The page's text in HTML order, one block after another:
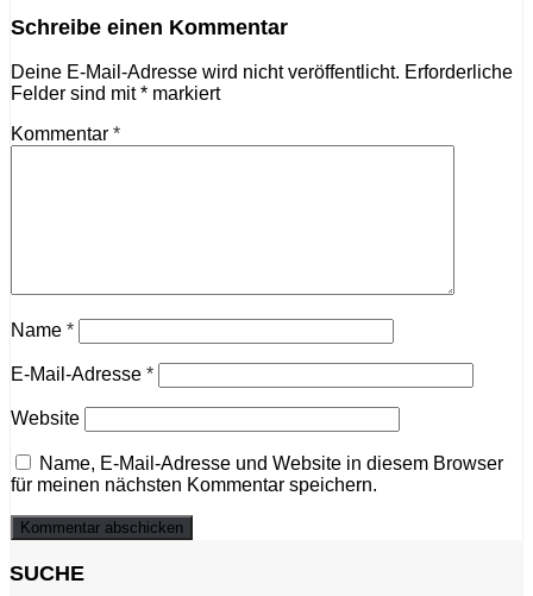
Schreibe einen Kommentar
Deine E-Mail-Adresse wird nicht veröffentlicht. Erforderliche
Felder sind mit* markiert
Kommentar *
Name *
E-Mail-Adresse *
Website
Name, E-Mail-Adresse und Website in diesem Browser
für meinen nächsten Kommentar speichern.
SUCHE